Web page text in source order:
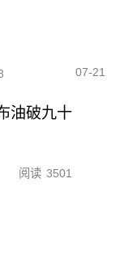
07-21
油破九十
阅读 3501